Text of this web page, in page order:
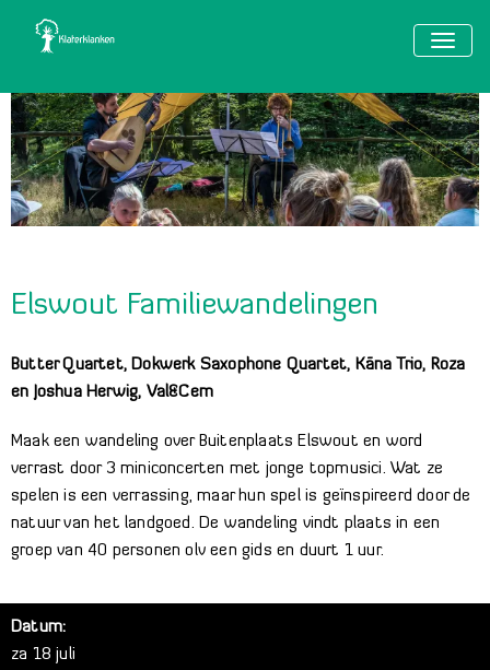
Elswout Familiewandelingen
Butter Quartet, Dokwerk Saxophone Quartet, Kāna Trio, Roza
en Joshua Herwig, Val&Cem
Maak een wandeling over Buitenplaats Elswout en word
verrast door 3 miniconcerten met jonge topmusici. Wat ze
spelen is een verrassing, maar hun spel is geïnspireerd door de
natuur van het landgoed. De wandeling vindt plaats in een
groep van 40 personen olv een gids en duurt 1 uur.
Datum:
za 18 juli